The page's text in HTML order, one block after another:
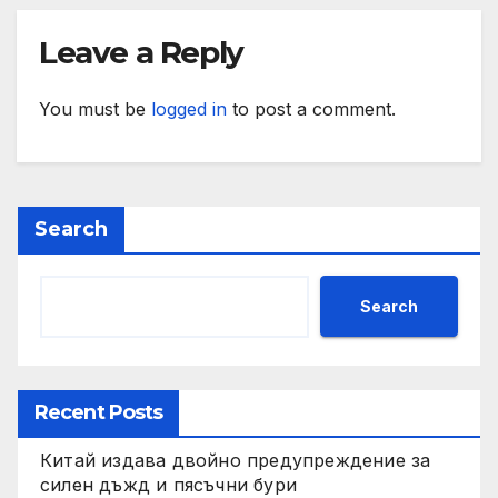
Leave a Reply
You must be logged in to post a comment.
Search
Search
Recent Posts
Китай издава двойно предупреждение за
силен дъжд и пясъчни бури